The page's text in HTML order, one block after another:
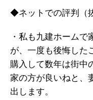
◆ネットでの評判（
・私も九建ホームで
が、一度も後悔した
購入して数年は街中
家の方が良いねと、
出します。